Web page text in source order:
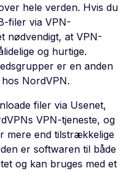
hele verden. Hvis du
filer via VPN-
nødvendigt, at VPN-
og hurtige.
er en anden
NordVPN.
filer via Usenet,
VPN-tjeneste, og
mere end tilstrækkelige
er softwaren til både
og kan bruges med et